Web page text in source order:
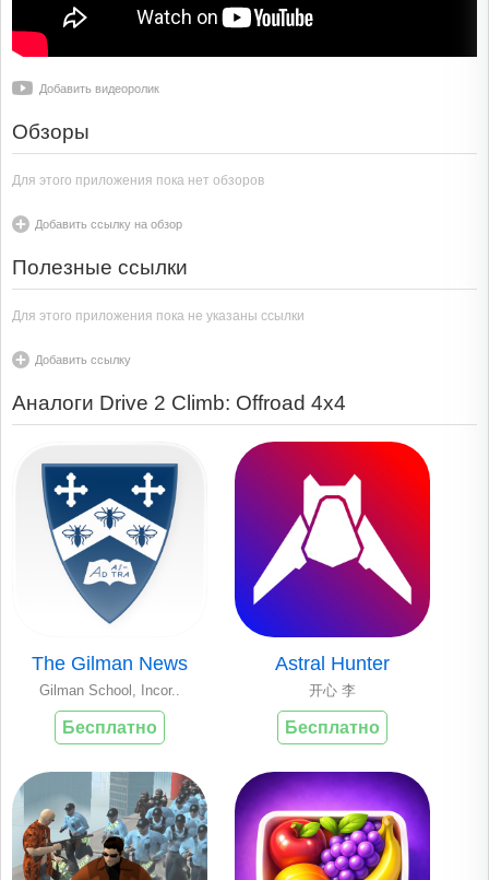
Добавить видеоролик
Обзоры
Для этого приложения пока нет обзоров
Добавить ссылку на обзор
Полезные ссылки
Для этого приложения пока не указаны ссылки
Добавить ссылку
Аналоги Drive 2 Climb: Offroad 4x4
The Gilman News
Gilman School, Incor..
Бесплатно
Astral Hunter
开心 李
Бесплатно